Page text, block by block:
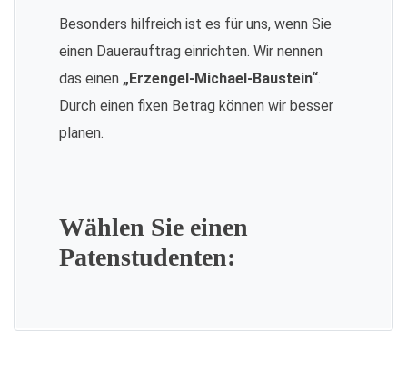
Besonders hilfreich ist es für uns, wenn Sie
einen Dauerauftrag einrichten. Wir nennen
das einen „Erzengel-Michael-Baustein“.
Durch einen fixen Betrag können wir besser
planen.
Wählen Sie einen
Patenstudenten: